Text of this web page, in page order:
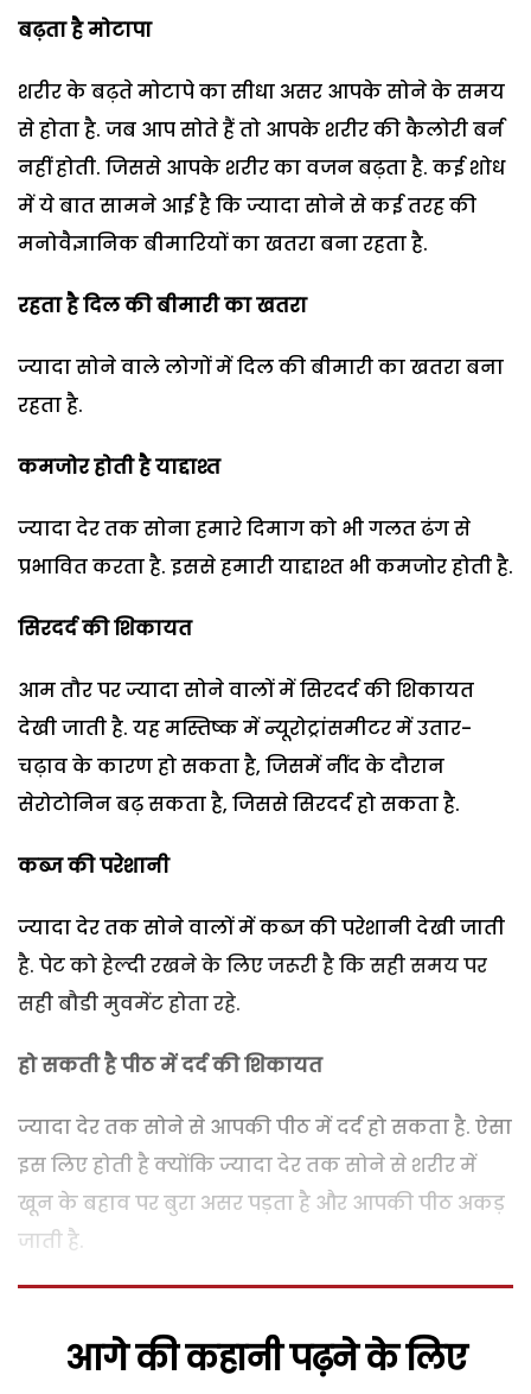
बढ़ता है मोटापा
शरीर के बढ़ते मोटापे का सीधा असर आपके सोने के समय
से होता है. जब आप सोते हैं तो आपके शरीर की कैलोरी बर्न
नहीं होती. जिससे आपके शरीर का वजन बढ़ता है. कई शोध
में ये बात सामने आई है कि ज्यादा सोने से कई तरह की
मनोवैज्ञानिक बीमारियों का खतरा बना रहता है.
रहता है दिल की बीमारी का खतरा
ज्यादा सोने वाले लोगों में दिल की बीमारी का खतरा बना
रहता है.
कमजोर होती है याद्दाश्त
ज्यादा देर तक सोना हमारे दिमाग को भी गलत ढंग से
प्रभावित करता है. इससे हमारी याद्दाश्त भी कमजोर होती है.
सिरदर्द की शिकायत
आम तौर पर ज्यादा सोने वालों में सिरदर्द की शिकायत
देखी जाती है. यह मस्तिष्क में न्यूरोट्रांसमीटर में उतार-
चढ़ाव के कारण हो सकता है, जिसमें नींद के दौरान
सेरोटोनिन बढ़ सकता है, जिससे सिरदर्द हो सकता है.
कब्ज की परेशानी
ज्यादा देर तक सोने वालों में कब्ज की परेशानी देखी जाती
है. पेट को हेल्दी रखने के लिए जरूरी है कि सही समय पर
सही बौडी मुवमेंट होता रहे.
हो सकती है पीठ में दर्द की शिकायत
ज्यादा देर तक सोने से आपकी पीठ में दर्द हो सकता है. ऐसा
इस लिए होती है क्योंकि ज्यादा देर तक सोने से शरीर में
खून के बहाव पर बुरा असर पड़ता है और आपकी पीठ अकड़
जाती है.
आगे की कहानी पढ़ने के लिए